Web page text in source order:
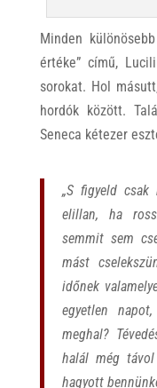
Minden
értéke” című,
sorokat. Hol
hordók között.
Seneca kétezer
„S figyeld
elillan, ha
semmit sem
mást
időnek
egyetlen
meghal?
halál még
hagyott